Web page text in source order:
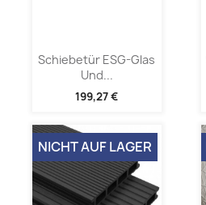
Schiebetür ESG-Glas
Und...
199,27 €
NICHT AUF LAGER